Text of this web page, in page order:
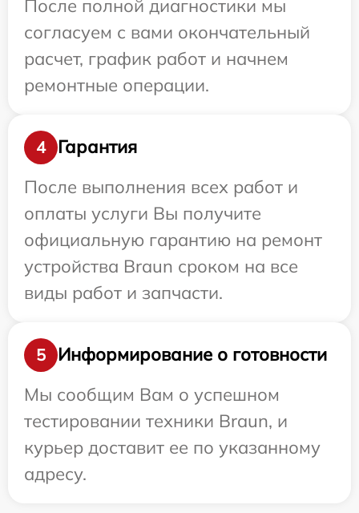
После полной диагностики мы
согласуем с вами окончательный
расчет, график работ и начнем
ремонтные операции.
4
Гарантия
После выполнения всех работ и
оплаты услуги Вы получите
официальную гарантию на ремонт
устройства Braun сроком на все
виды работ и запчасти.
5
Информирование о готовности
Мы сообщим Вам о успешном
тестировании техники Braun, и
курьер доставит ее по указанному
адресу.